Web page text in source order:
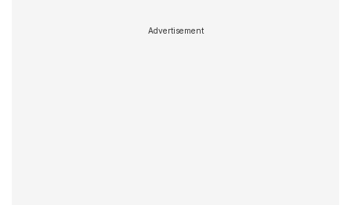
Advertisement